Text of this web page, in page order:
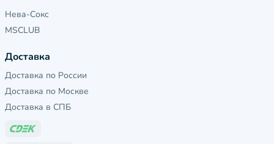
Нева-Сокс
MSCLUB
Доставка
Доставка по России
Доставка по Москве
Доставка в СПБ